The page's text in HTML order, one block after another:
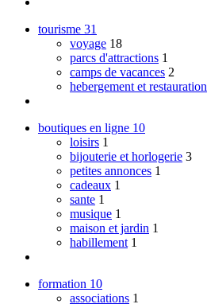
tourisme 31
voyage 18
parcs d'attractions 1
camps de vacances 2
hebergement et restauration
boutiques en ligne 10
loisirs 1
bijouterie et horlogerie 3
petites annonces 1
cadeaux 1
sante 1
musique 1
maison et jardin 1
habillement 1
formation 10
associations 1